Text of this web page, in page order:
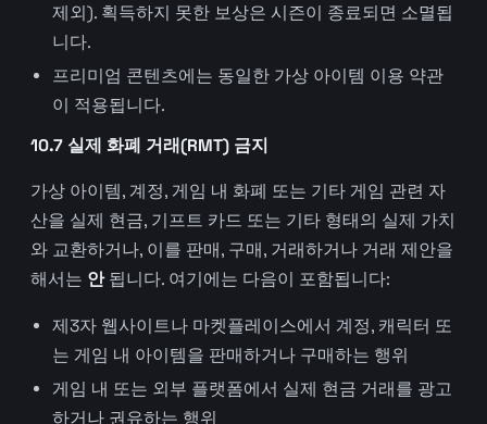
제외). 획득하지 못한 보상은 시즌이 종료되면 소멸됩
니다.
프리미엄 콘텐츠에는 동일한 가상 아이템 이용 약관
이 적용됩니다.
10.7 실제 화폐 거래(RMT) 금지
가상 아이템, 계정, 게임 내 화폐 또는 기타 게임 관련 자
산을 실제 현금, 기프트 카드 또는 기타 형태의 실제 가치
와 교환하거나, 이를 판매, 구매, 거래하거나 거래 제안을
해서는 안됩니다. 여기에는 다음이 포함됩니다:
제3자 웹사이트나 마켓플레이스에서 계정, 캐릭터 또
는 게임 내 아이템을 판매하거나 구매하는 행위
게임 내 또는 외부 플랫폼에서 실제 현금 거래를 광고
하거나 권유하는 행위